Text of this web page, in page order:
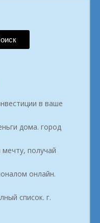
в ваше
дома. город
получай
онлайн.
список. г.